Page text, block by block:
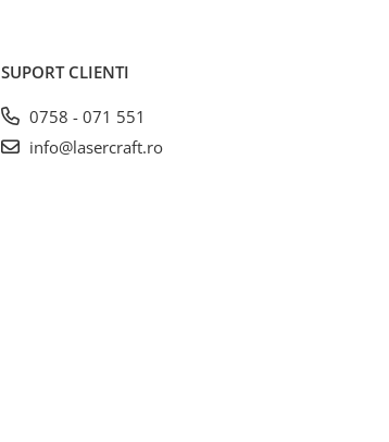
SUPORT CLIENTI
0758 - 071 551
info@lasercraft.ro